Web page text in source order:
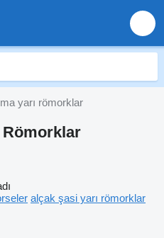
yarı römorklar
Römorklar
alçak şasi yarı römorklar